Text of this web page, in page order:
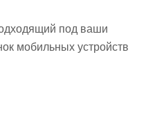
под ваши
мобильных устройств